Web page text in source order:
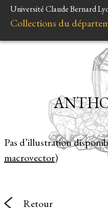
Université Claude Bernard
Collections du
Pas d’illustration
macrovector)
Retour